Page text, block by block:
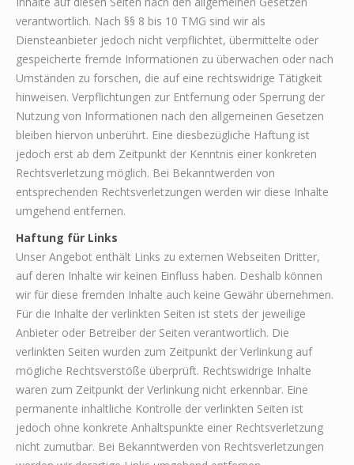
verantwortlich. Nach §§ 8 bis 10 TMG sind wir als
Diensteanbieter jedoch nicht verpflichtet, übermittelte oder
gespeicherte fremde Informationen zu überwachen oder nach
Umständen zu forschen, die auf eine rechtswidrige Tätigkeit
hinweisen. Verpflichtungen zur Entfernung oder Sperrung der
Nutzung von Informationen nach den allgemeinen Gesetzen
bleiben hiervon unberührt. Eine diesbezügliche Haftung ist
jedoch erst ab dem Zeitpunkt der Kenntnis einer konkreten
Rechtsverletzung möglich. Bei Bekanntwerden von
entsprechenden Rechtsverletzungen werden wir diese Inhalte
umgehend entfernen.
Haftung für Links
Unser Angebot enthält Links zu externen Webseiten Dritter,
auf deren Inhalte wir keinen Einfluss haben. Deshalb können
wir für diese fremden Inhalte auch keine Gewähr übernehmen.
Für die Inhalte der verlinkten Seiten ist stets der jeweilige
Anbieter oder Betreiber der Seiten verantwortlich. Die
verlinkten Seiten wurden zum Zeitpunkt der Verlinkung auf
mögliche Rechtsverstöße überprüft. Rechtswidrige Inhalte
waren zum Zeitpunkt der Verlinkung nicht erkennbar. Eine
permanente inhaltliche Kontrolle der verlinkten Seiten ist
jedoch ohne konkrete Anhaltspunkte einer Rechtsverletzung
nicht zumutbar. Bei Bekanntwerden von Rechtsverletzungen